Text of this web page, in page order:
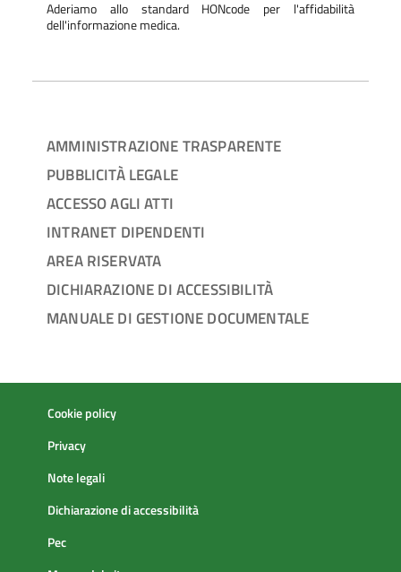
Aderiamo allo standard HONcode per l'affidabilità
dell'informazione medica.
AMMINISTRAZIONE TRASPARENTE
PUBBLICITÀ LEGALE
ACCESSO AGLI ATTI
INTRANET DIPENDENTI
AREA RISERVATA
DICHIARAZIONE DI ACCESSIBILITÀ
MANUALE DI GESTIONE DOCUMENTALE
Cookie policy
Privacy
Note legali
Dichiarazione di accessibilità
Pec